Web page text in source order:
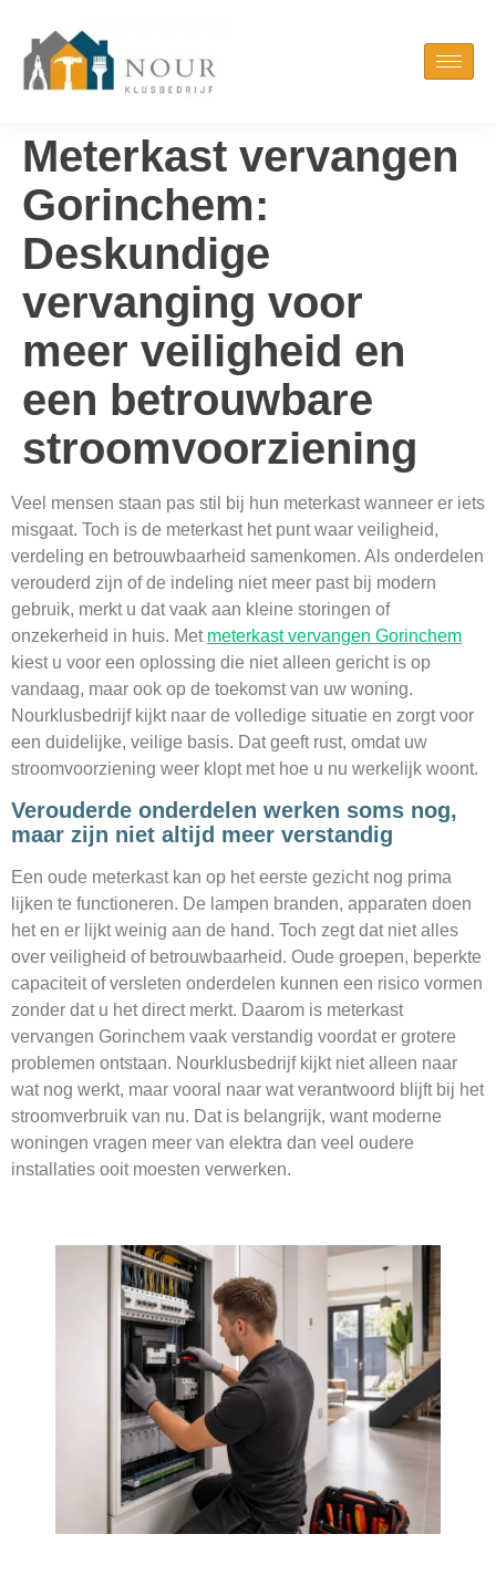
Meterkast vervangen
Gorinchem:
Deskundige
vervanging voor
meer veiligheid en
een betrouwbare
stroomvoorziening
Veel mensen staan pas stil bij hun meterkast wanneer er iets
misgaat. Toch is de meterkast het punt waar veiligheid,
verdeling en betrouwbaarheid samenkomen. Als onderdelen
verouderd zijn of de indeling niet meer past bij modern
gebruik, merkt u dat vaak aan kleine storingen of
onzekerheid in huis. Met meterkast vervangen Gorinchem
kiest u voor een oplossing die niet alleen gericht is op
vandaag, maar ook op de toekomst van uw woning.
Nourklusbedrijf kijkt naar de volledige situatie en zorgt voor
een duidelijke, veilige basis. Dat geeft rust, omdat uw
stroomvoorziening weer klopt met hoe u nu werkelijk woont.
Verouderde onderdelen werken soms nog,
maar zijn niet altijd meer verstandig
Een oude meterkast kan op het eerste gezicht nog prima
lijken te functioneren. De lampen branden, apparaten doen
het en er lijkt weinig aan de hand. Toch zegt dat niet alles
over veiligheid of betrouwbaarheid. Oude groepen, beperkte
capaciteit of versleten onderdelen kunnen een risico vormen
zonder dat u het direct merkt. Daarom is meterkast
vervangen Gorinchem vaak verstandig voordat er grotere
problemen ontstaan. Nourklusbedrijf kijkt niet alleen naar
wat nog werkt, maar vooral naar wat verantwoord blijft bij het
stroomverbruik van nu. Dat is belangrijk, want moderne
woningen vragen meer van elektra dan veel oudere
installaties ooit moesten verwerken.